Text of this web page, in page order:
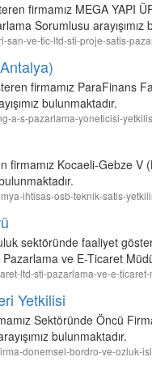
firmamız MEGA YAPI
Sorumlusu arayışımız
san-ve-tic-ltd-sti-proje-satis-
firmamız ParaFinans
bulunmaktadır.
a-s-pazarlama-yoneticisi-
firmamız Kocaeli-Gebze
ihtisas-osb-teknik-satis-
sektöründe faaliyet
ve E-Ticaret
ltd-sti-pazarlama-ve-e-
Yetkilisi
Sektöründe Öncü
bulunmaktadır.
donemsel-bordro-ve-ozluk-